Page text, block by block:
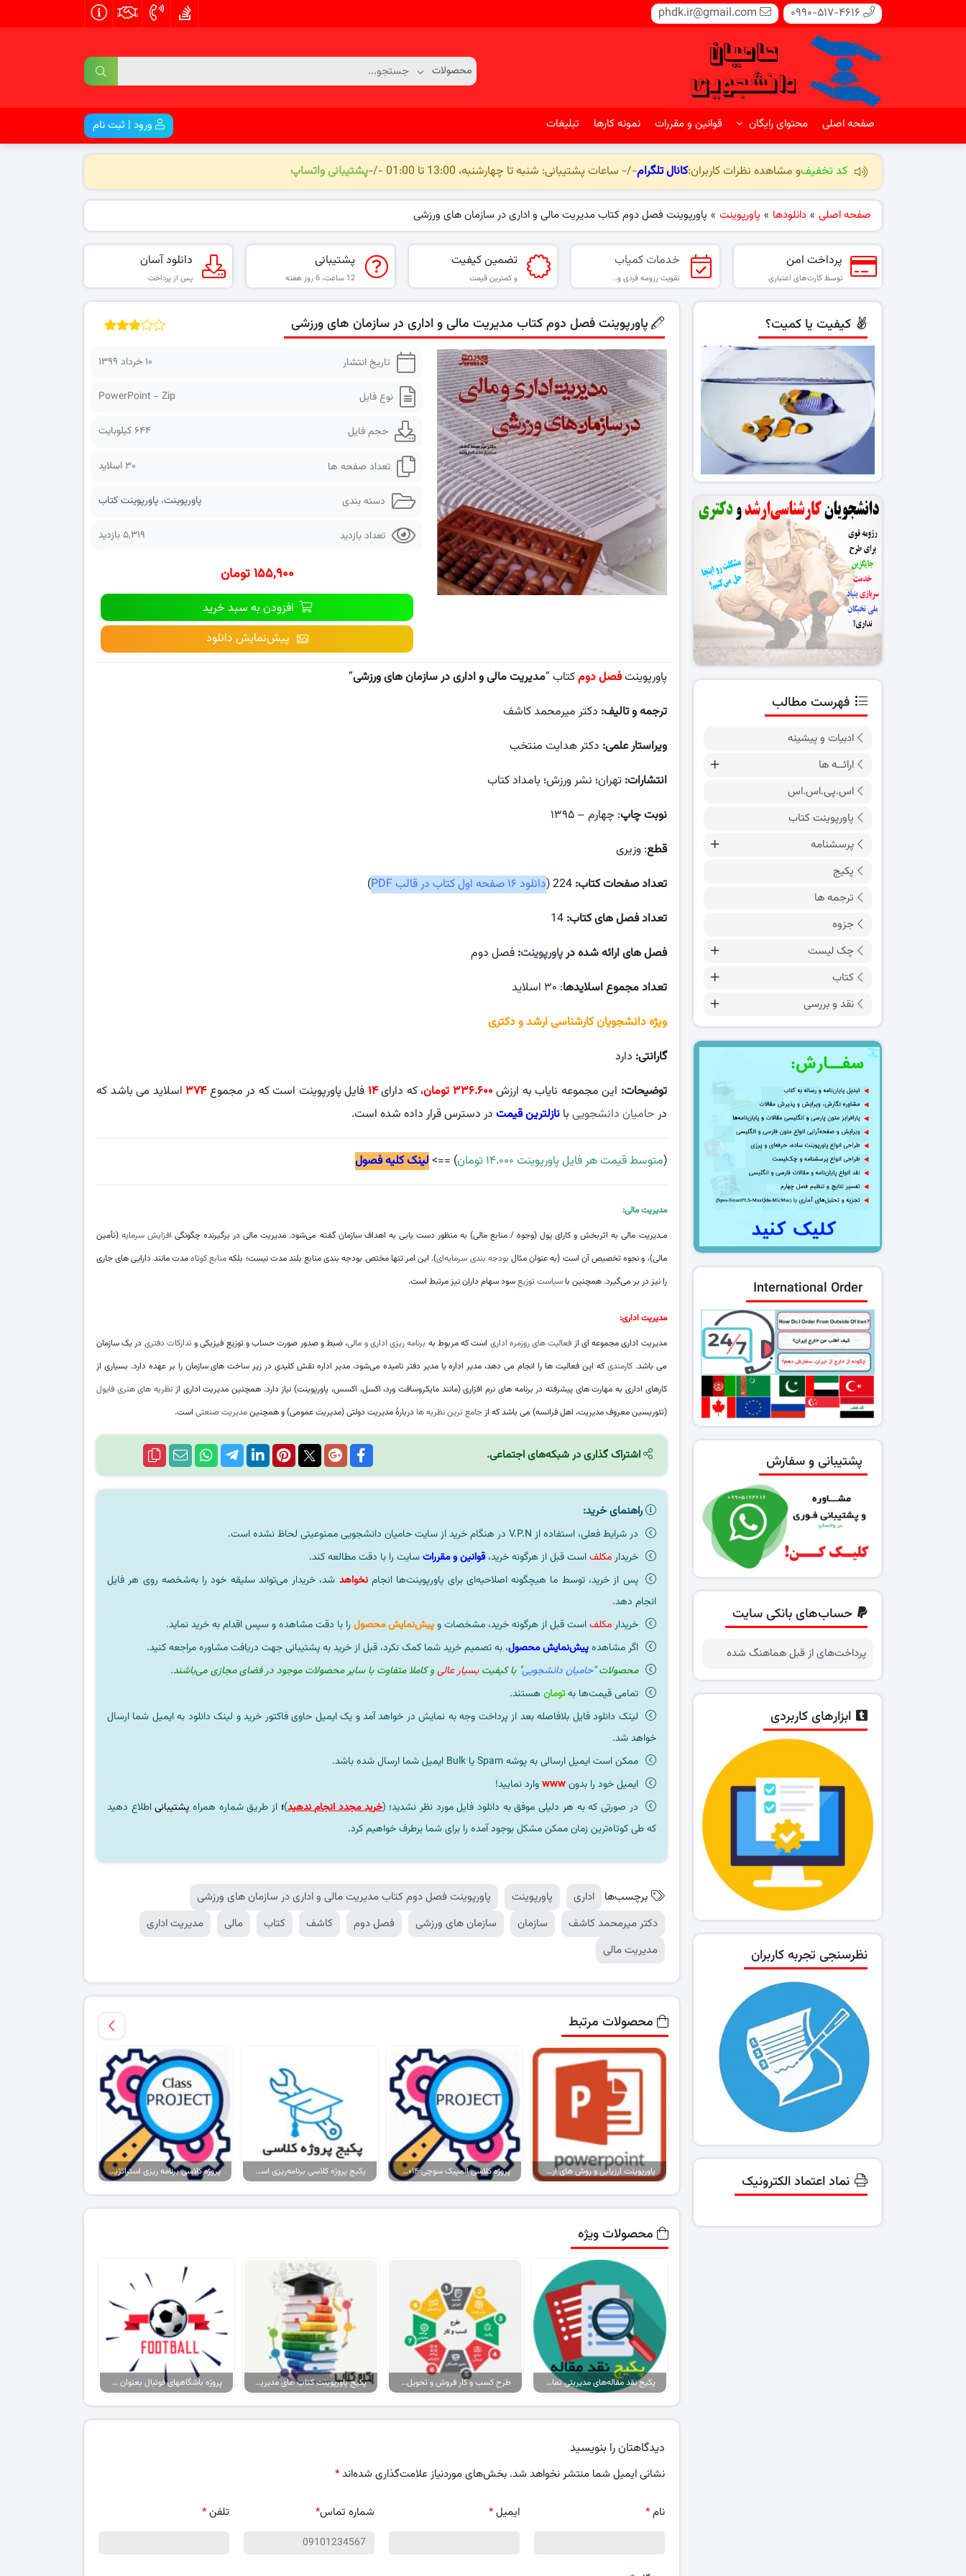
0990-517-4616
phdk.ir@gmail.com
صفحه اصلی محتوای رایگان قوانین و مقررات نمونه کارها تبلیغات ورود | ثبت نام
کد تخفیفو مشاهده نظرات کاربران:کانال تلگرام-/- ساعات پشتیبانی: شنبه تا چهارشنبه، 13:00 تا 01:00 -/- پشتیبانی واتساپ
صفحه اصلی » دانلودها » پاورپوینت » پاورپوینت فصل دوم کتاب مدیریت مالی و اداری در سازمان های ورزشی
پرداخت امن
توسط کارت‌های اعتباری
خدمات کمیاب
تقویت رزومه فردی و..
تضمین کیفیت
و کمترین قیمت
پشتیبانی
12 ساعت، 6 روز هفته
دانلود آسان
پس از پرداخت
پاورپوینت فصل دوم کتاب مدیریت مالی و اداری در سازمان های ورزشی
تاریخ انتشار ۱۰ خرداد ۱۳۹۹
نوع فایل PowerPoint - Zip
حجم فایل 644 کیلوبایت
تعداد صفحه ها 30 اسلاید
دسته بندی پاورپوینت، پاورپوینت کتاب
تعداد بازدید 5,319 بازدید
۱۵۵,۹۰۰ تومان
افزودن به سبد خرید
پیش‌نمایش دانلود
پاورپوینتفصل دومکتاب “مدیریت مالی و اداری در سازمان های ورزشی”
ترجمه و تالیف: دکتر میرمحمد کاشف
ویراستار علمی: دکتر هدایت منتخب
انتشارات: تهران؛ نشر ورزش؛ بامداد کتاب
نوبت چاپ: چهارم – ۱۳۹۵
قطع: وزیری
تعداد صفحات کتاب: 224 ( دانلود ۱۶ صفحه اول کتاب در قالب PDF
)
تعداد فصل های کتاب: 14
فصل های ارائه شده درپاورپوینت: فصل دوم
تعداد مجموع اسلایدها: ۳۰ اسلاید
ویژه دانشجویان کارشناسی ارشد و دکتری
گارانتی: دارد
توضیحات: این مجموعه نایاب به ارزش۳۳۶.۶۰۰ تومان، که دارای۱۴ فایل پاورپوینت است که در مجموع۳۷۴ اسلاید می باشد که
در حامیان دانشجویی بانازلترین قیمت در دسترس قرار داده شده است.
(متوسط قیمت هر فایل پاورپوینت ۱۴.۰۰۰ تومان ) ==> لینک کلیه فصول
مدیریت مالی:
مـدیریت مالی به اثربخش و کارای پول (وجوه / منابع مالی) به منظور دست ‌یابی به اهداف سازمان گفته می‌شود. مدیریت مالی در برگیرنده چگونگی افزایش سرمایه(تأمین
مالی)، و نحوه تخصیص آن است (به عنوان مثال بودجه بندی سرمایه‌ای). این امر تنها مختص بودجه بندی منابع بلند مدت نیست؛ بلکهمنابع کوتاهمدت مانند دارایی ‌های جاری
را نیز در بر می‌گیرد. همچنین باسیاست توزیعسود سهام داران نیز مرتبط است.
مدیریت اداری:
مدیریت اداری مجموعه ای از فعالیت ‌های روزمره اداری است که مربوط به برنامه ‌ریزی اداری و مالی، ضبط و صدور صورت حساب و توزیع فیزیکی و تدارکات دفتری در یک سازمان
می ‌باشد.کارمندی که این فعالیت ‌ها را انجام می‌ دهد، مدیر اداره یا مدیر دفتر نامیده می‌شود، مدیر اداره نقش کلیدی در زیر ساخت ‌های سازمان را بر عهده دارد. بسیاری از
کارهای اداری به مهارت ‌های پیشرفته در برنامه ‌های نرم ‌افزاری (مانند مایکروسافت ورد، اکسل، اکسس، پاورپوینت) نیاز دارد. همچنین مدیریت اداری از نظریه ‌های هنری فایول
(تئوریسین معروف مدیریت، اهل فرانسه) می ‌باشد که ازجامع‌ ترین نظریه ‌ها دربارهٔ مدیریت دولتی (مدیریت عمومی) و همچنینمدیریت صنعتی است.
اشتراک گذاری در شبکه‌های اجتماعی.
راهنمای خرید:
در شرایط فعلی، استفاده از V.P.N در هنگام خرید از سایت حامیان دانشجویی ممنوعیتی لحاظ نشده است.
خریدارمکلفاست قبل از هرگونه خرید،قوانین و مقرراتسایت را با دقت مطالعه کند.
پس از خرید، توسط ما هیچگونه اصلاحیه‌ای برای پاورپوینت‌ها انجامنخواهد شد، خریدار می‌تواند سلیقه خود را به‌شخصه روی هر فایل
انجام دهد.
خریدارمکلفاست قبل از هرگونه خرید، مشخصات وپیش‌نمایش محصول را با دقت مشاهده و سپس اقدام به خرید نماید.
اگر مشاهدهپیش‌نمایش محصول، به تصمیم خرید شما کمک نکرد، قبل از خرید به پشتیبانی جهت دریافت مشاوره مراجعه کنید.
محصولات "حامیان دانشجویی" با کیفیت بسیار عالی و کاملا متفاوت با سایر محصولات موجود در فضای مجازی می‌باشند.
تمامی قیمت‌ها بهتومان هستند.
لینک دانلود فایل بلافاصله بعد از پرداخت وجه به نمایش در خواهد آمد و یک ایمیل حاوی فاکتور خرید و لینک دانلود به ایمیل شما ارسال
خواهد شد.
ممکن است ایمیل ارسالی به پوشه Spam یا Bulk ایمیل شما ارسال شده باشد.
ایمیل خود را بدونwww وارد نمایید!
در صورتی که به هر دلیلی موفق به دانلود فایل مورد نظر نشدید؛ (خرید مجدد انجام ندهید)؛ از طریق شماره همراه پشتیبانیاطلاع دهید
که طی کوتاه‌ترین زمان ممکن مشکل بوجود آمده را برای شما برطرف خواهیم کرد.
برچسب‌ها اداری پاورپوینت
پاورپوینت فصل دوم کتاب مدیریت مالی و اداری در سازمان های ورزشی
دکتر میرمحمد کاشف
سازمان سازمان های ورزشی فصل دوم کاشف کتاب مالی
مدیریت اداری
مدیریت مالی
محصولات مرتبط
پاورپوینت ارزیابی و روش های ارزیابی پروژه کلاسی المپیک سوچی ۲۰۱۴ (روسیه) پکیج پروژه کلاسی برنامه‌ریزی استراتژیک شرکت تولیدی نخ و قرقره.. پروژه کلاسی برنامه ریزی استراتژیک مطالعات ورزشی اساتید دانشگاه ماساریک
محصولات ویژه
پکیج نقد مقاله‌های مدیریتی تمام گرایش‌ها طرح کسب و کار فروش و تحویل پیتزا در ایران پکیج پاورپوینت کتاب های مدیریت ورزشی پروژه باشگاههای فوتبال بعنوان برند، حامیان آنها بعنوان مصرف کننده
دیدگاهتان را بنویسید
نشانی ایمیل شما منتشر نخواهد شد. بخش‌های موردنیاز علامت‌گذاری شده‌اند*
نام* ایمیل* شماره تماس* تلفن*
کیفیت یا کمیت؟
فهرست مطالب
ادبیات و پیشینه
ارائــه ها
اس.پی.اس.اس
پاورپوینت کتاب
پرسشنامه
پکیج
ترجمه ها
جزوه
چک لیست
کتاب
نقد و بررسی
International Order
پشتیبانی و سفارش
حساب‌های بانکی سایت
پرداخت‌های از قبل هماهنگ شده
ابزارهای کاربردی
نظرسنجی تجربه کاربران
نماد اعتماد الکترونیک